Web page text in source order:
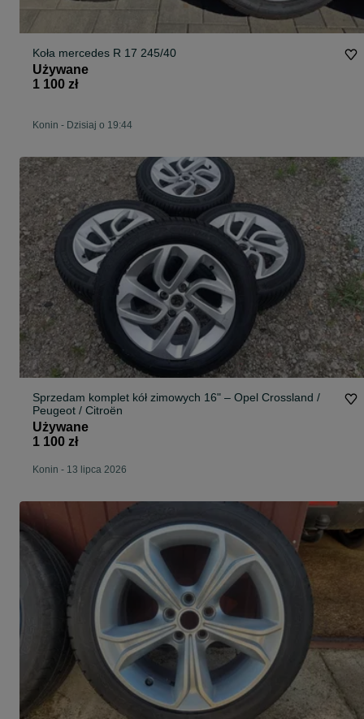
Koła mercedes R 17 245/40
Używane
1 100 zł
Konin - Dzisiaj o 19:44
Sprzedam komplet kół zimowych 16" – Opel Crossland /
Peugeot / Citroën
Używane
1 100 zł
Konin - 13 lipca 2026